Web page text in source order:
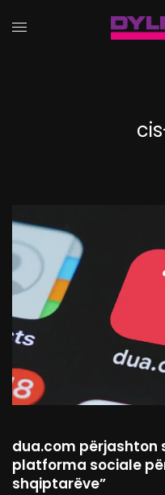
dua.com përjashton
platforma sociale
shqiptarëve”